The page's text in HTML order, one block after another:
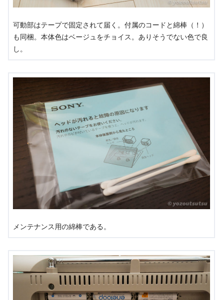
可動部はテープで固定されて届く。付属のコードと綿棒（！）
も同梱。本体色はベージュをチョイス。ありそうでない色で良
し。
メンテナンス用の綿棒である。